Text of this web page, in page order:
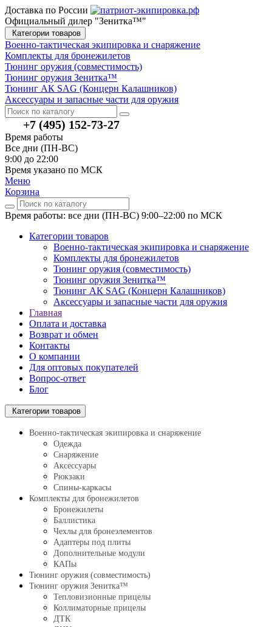
Доставка по России
Официальный дилер "Зенитка™"
Категории товаров
Военно-тактическая экипировка и снаряжение
Комплекты для бронежилетов
Тюнинг оружия (совместимость)
Тюнинг оружия Зенитка™
Тюнинг АК SAG (Концерн Калашников)
Аксессуары и запасные части для оружия
+7 (495) 152-73-27
Время работы
Все дни (ПН-ВС)
9:00 до 22:00
Время указано по МСК
Меню
Корзина
Время работы: все дни (ПН-ВС) 9:00–22:00 по МСК
Категории товаров
Военно-тактическая экипировка и снаряжение
Комплекты для бронежилетов
Тюнинг оружия (совместимость)
Тюнинг оружия Зенитка™
Тюнинг АК SAG (Концерн Калашников)
Аксессуары и запасные части для оружия
Главная
Оплата и доставка
Возврат и обмен
Контакты
О компании
Для оптовых покупателей
Вопрос-ответ
Блог
Категории товаров
Военно-тактическая экипировка и снаряжение
Одежда
Снаряжение
Аксессуары
Рюкзаки
Спины-каркасы
Комплекты для бронежилетов
Бронежилеты
Баллистика
Чехлы для бронеэлементов
Адаптеры под плиты
Дополнительные модули
КАПы
Тюнинг оружия (совместимость)
Тюнинг оружия Зенитка™
Тепловизионные прицелы
Коллиматорные прицелы
ДТК